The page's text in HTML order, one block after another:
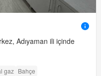
Adıyaman ili içinde
gaz Bahçe